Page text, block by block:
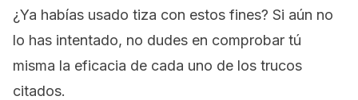
¿Ya habías usado tiza con estos fines? Si aún no
lo has intentado, no dudes en comprobar tú
misma la eficacia de cada uno de los trucos
citados.